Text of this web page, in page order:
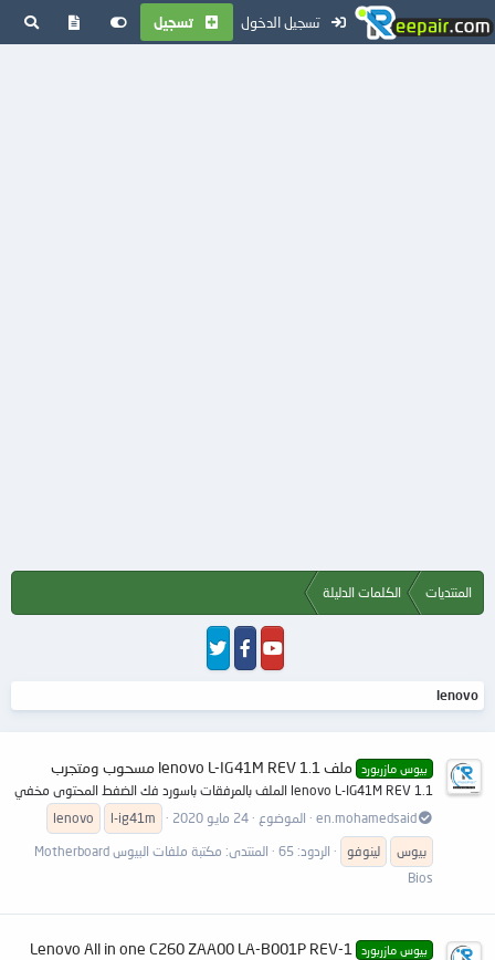
تسجيل الدخول تسجيل
المنتديات الكلمات الدليلة
lenovo
بيوس مازربورد ملف lenovo L-IG41M REV 1.1 مسحوب ومتجرب
lenovo L-IG41M REV 1.1 الملف بالمرفقات باسورد فك الضفط المحتوى مخفي
en.mohamedsaid
الموضوع 24 مايو 2020 l-ig41m
lenovo
بيوس
لينوفو الردود: 65 المنتدى:
مكتبة ملفات البيوس Motherboard
Bios
بيوس مازربورد
Lenovo All in one C260 ZAA00 LA-B001P REV-1